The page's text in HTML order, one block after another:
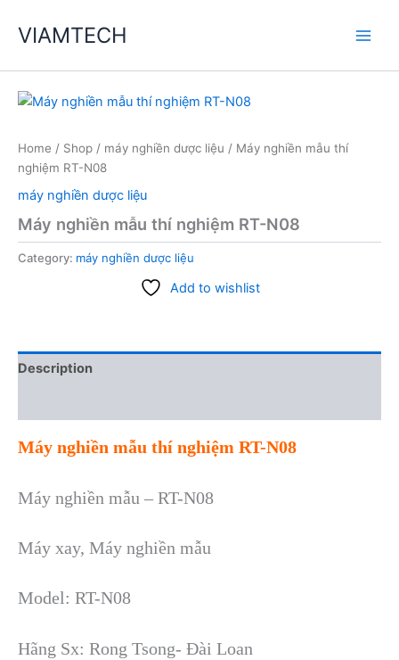
VIAMTECH
Home / Shop / máy nghiền dược liệu / Máy nghiền mẫu thí
nghiệm RT-N08
máy nghiền dược liệu
Máy nghiền mẫu thí nghiệm RT-N08
Category: máy nghiền dược liệu
Add to wishlist
Description
Máy nghiền mẫu thí nghiệm RT-N08
Máy nghiền mẫu – RT-N08
Máy xay, Máy nghiền mẫu
Model: RT-N08
Hãng Sx: Rong Tsong- Đài Loan